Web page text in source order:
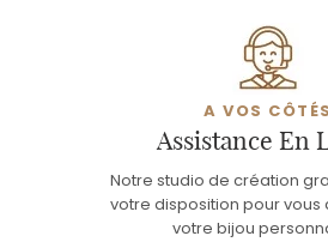
A VOS CÔTÉS
Assistance En
Notre studio de création
votre disposition pour vous
votre bijou